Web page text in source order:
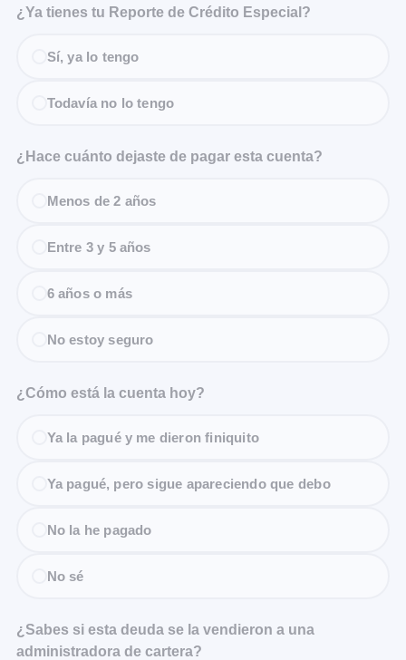
¿Ya tienes tu Reporte de Crédito Especial?
Sí, ya lo tengo
Todavía no lo tengo
¿Hace cuánto dejaste de pagar esta cuenta?
Menos de 2 años
Entre 3 y 5 años
6 años o más
No estoy seguro
¿Cómo está la cuenta hoy?
Ya la pagué y me dieron finiquito
Ya pagué, pero sigue apareciendo que debo
No la he pagado
No sé
¿Sabes si esta deuda se la vendieron a una
administradora de cartera?